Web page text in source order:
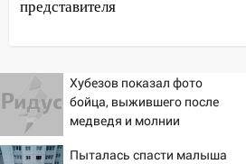
11:00
уничтожено четыре
регионе
10:00
В Ульяновске дотла
легковой автомобиль
представителя
Хубезов показал фото
бойца, выжившего после
медведя и молнии
Пыталась спасти малыша